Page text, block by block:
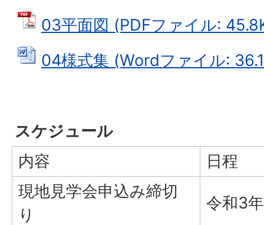
03平面図 (PDFファイル:
04様式集 (Wordファイル:
スケジュール
内容
日程
現地見学会申込み締切
り
令和3